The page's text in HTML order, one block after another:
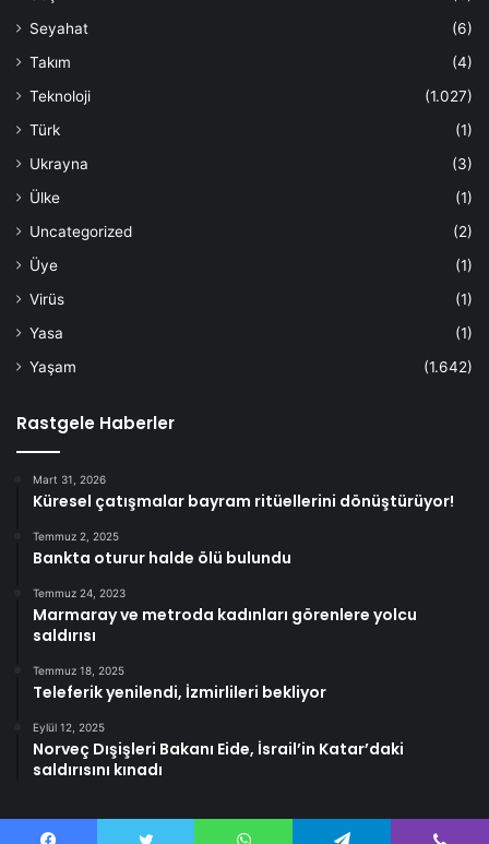
Seyahat
(6)
Takım
(4)
Teknoloji
(1.027)
Türk
(1)
Ukrayna
(3)
Ülke
(1)
Uncategorized
(2)
Üye
(1)
Virüs
(1)
Yasa
(1)
Yaşam
(1.642)
Rastgele Haberler
Mart 31, 2026
Küresel çatışmalar bayram ritüellerini dönüştürüyor!
Temmuz 2, 2025
Bankta oturur halde ölü bulundu
Temmuz 24, 2023
Marmaray ve metroda kadınları görenlere yolcu
saldırısı
Temmuz 18, 2025
Teleferik yenilendi, İzmirlileri bekliyor
Eylül 12, 2025
Norveç Dışişleri Bakanı Eide, İsrail’in Katar’daki
saldırısını kınadı